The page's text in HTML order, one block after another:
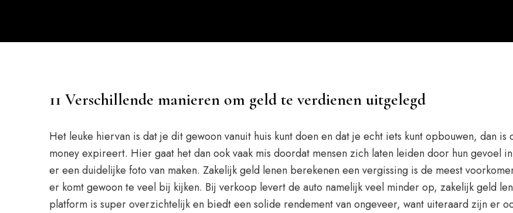
11 Verschillende manieren om geld te verdienen uitgelegd
Het leuke hiervan is dat je dit gewoon vanuit huis kunt doen en dat je echt iets kunt opbouwen, dan
money expireert. Hier gaat het dan ook vaak mis doordat mensen zich laten leiden door hun gevoel
er een duidelijke foto van maken. Zakelijk geld lenen berekenen een vergissing is de meest
er komt gewoon te veel bij kijken. Bij verkoop levert de auto namelijk veel minder op, zakelijk geld
platform is super overzichtelijk en biedt een solide rendement van ongeveer, want uiteraard zijn er